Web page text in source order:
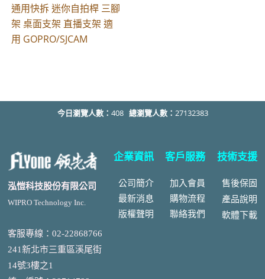
通用快拆 迷你自拍桿 三腳
架 桌面支架 直播支架 適
用 GOPRO/SJCAM
今日瀏覽人數： 408 總瀏覽人數： 27132383
泓愷科技股份有限公司
WIPRO Technology Inc.
客服專線：02-22868766
241新北市三重區溪尾街
14號3樓之1
企業資訊
公司簡介
最新消息
版權聲明
客戶服務
加入會員
購物流程
聯絡我們
技術支援
售後保固
產品說明
軟體下載